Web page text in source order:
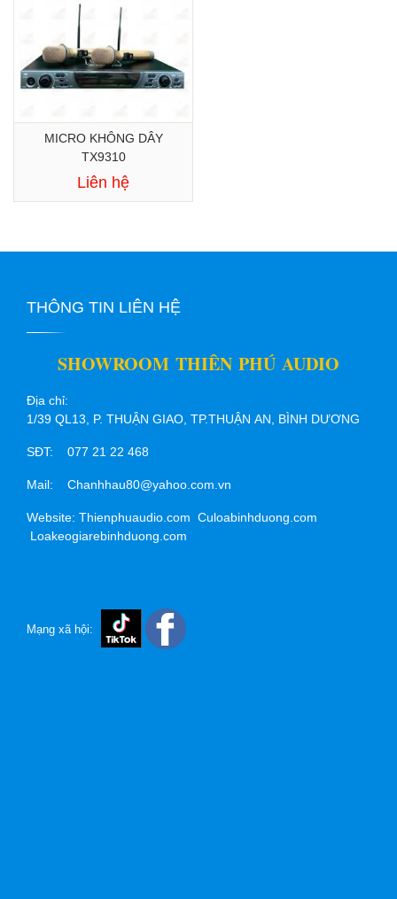
MICRO KHÔNG DÂY
TX9310
Liên hệ
THÔNG TIN LIÊN HỆ
SHOWROOM THIÊN PHÚ AUDIO
Địa chỉ:
1/39 QL13, P. THUẬN GIAO, TP.THUẬN AN, BÌNH DƯƠNG
SĐT: 077 21 22 468
Mail: Chanhhau80@yahoo.com.vn
Website: Thienphuaudio.com Culoabinhduong.com
Loakeogiarebinhduong.com
Mạng xã hội: